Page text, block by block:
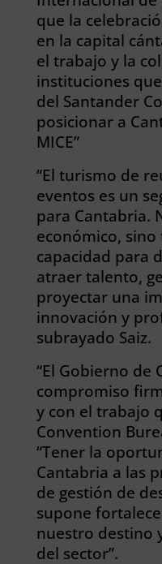
que la
en la capital
el trabajo y la
instituciones
del Santander
posicionar a
MICE”
“El turismo de
eventos es un
para Cantabria.
económico,
capacidad para
atraer talento,
proyectar una
innovación y
subrayado Saiz.
“El Gobierno de
compromiso
y con el trabajo
Convention
“Tener la
Cantabria a las
de gestión de
supone
nuestro destino
del sector”.